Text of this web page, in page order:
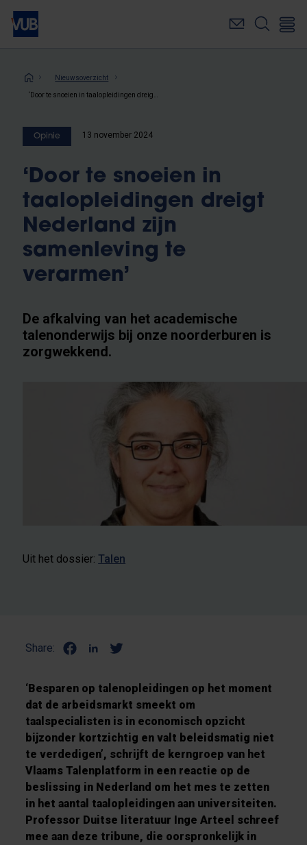
Overslaan
naar
inhoudKruimelpad
Nieuwsoverzicht
Opinie 13 november 2024
‘Door te snoeien in
taalopleidingen dreigt
Nederland zijn
samenleving te
verarmen’
De afkalving van het academische
talenonderwijs bij onze noorderburen is
zorgwekkend.
Uit het dossier: Talen
Share:
‘Besparen op talenopleidingen op het moment
dat de arbeidsmarkt smeekt om
taalspecialisten is in economisch opzicht
bijzonder kortzichtig en valt beleidsmatig niet
te verdedigen’, schrijft de kerngroep van het
Vlaams Talenplatform in een reactie op de
beslissing in Nederland om het mes te zetten
in het aantal taalopleidingen aan universiteiten.
Professor Duitse literatuur Inge Arteel schreef
mee aan deze tribune, die oorspronkelijk in